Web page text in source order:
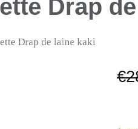
Drap
Drap de laine kaki
€